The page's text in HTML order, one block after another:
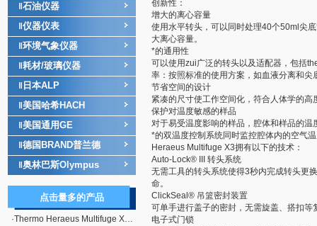
石油仪器
仪器仪表
环境气象仪器
耗材/玻璃仪器
日本ALP
美国哈希HACH
美国通用GE
德国BRAND普兰德
奥林巴斯Olympus
点击量多的产品
·Thermo Heraeus Multifuge X3大容量离心机
创新性：
增大的离心容量
使用水平转头，可以同时处理40个50ml尖
大离心容量。
*的通用性
可以使用zui广泛的转头以及适配器，包括
率：按照标准的使用方案，如血液分离和
节省空间的设计
紧凑的尺寸使工作空间化，符合人体学的
保护对温度敏感的样品
对于易受温度影响的样品，腔体和样品的温
*的双温度控制系统同时监控腔体内的空气
Heraeus Multifuge X3拥有以下的技术：
Auto-Lock® III 转头系统
无需工具的转头系统使得3秒内完成转头更
命。
ClickSeal® 吊篮密封装置
可单手进行盖子的密封，无需旋盖、搭扣等
电子式门锁